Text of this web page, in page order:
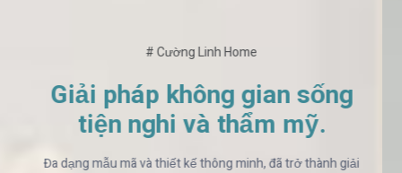
# Cường Linh Home
Kiến tạo căn bếp tiện nghi
tối ưu hóa không gian
Gian bếp hoàn hảo là sự hòa quyện giữa vẻ đẹp thẩm mỹ